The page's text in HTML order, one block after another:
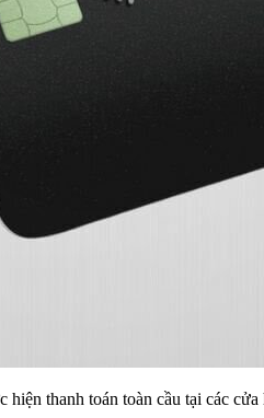
thanh toán toàn cầu tại các